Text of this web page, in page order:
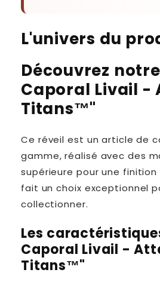
L'univers du
Découvrez
Caporal Livail -
Titans™"
Ce réveil est un article de
gamme, réalisé avec des
supérieure pour une finition
fait un choix exceptionnel
collectionner.
Les
Caporal Livail -
Titans™"